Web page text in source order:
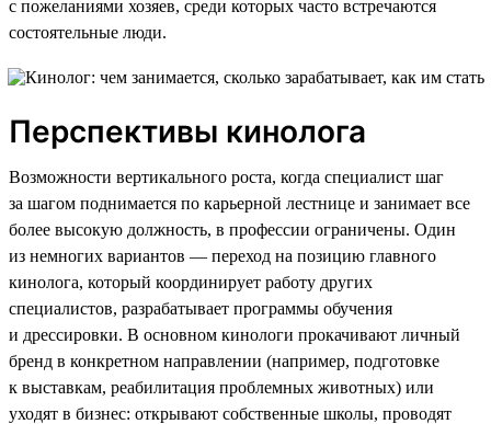
с пожеланиями хозяев, среди которых часто встречаются
состоятельные люди.
Перспективы кинолога
Возможности вертикального роста, когда специалист шаг
за шагом поднимается по карьерной лестнице и занимает все
более высокую должность, в профессии ограничены. Один
из немногих вариантов — переход на позицию главного
кинолога, который координирует работу других
специалистов, разрабатывает программы обучения
и дрессировки. В основном кинологи прокачивают личный
бренд в конкретном направлении (например, подготовке
к выставкам, реабилитация проблемных животных) или
уходят в бизнес: открывают собственные школы, проводят